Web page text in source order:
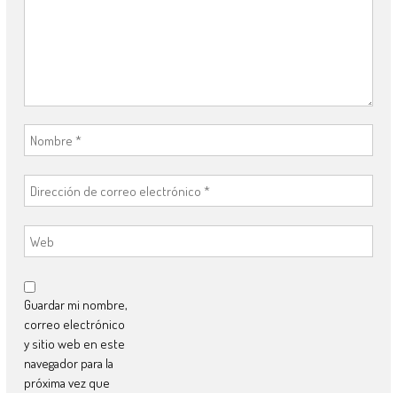
Guardar mi nombre,
correo electrónico
y sitio web en este
navegador para la
próxima vez que